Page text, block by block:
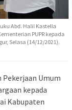
Abd. Halil Kastella
PUPR kepada
Selasa (14/12/2021).
Umum
kepada
Kabupaten